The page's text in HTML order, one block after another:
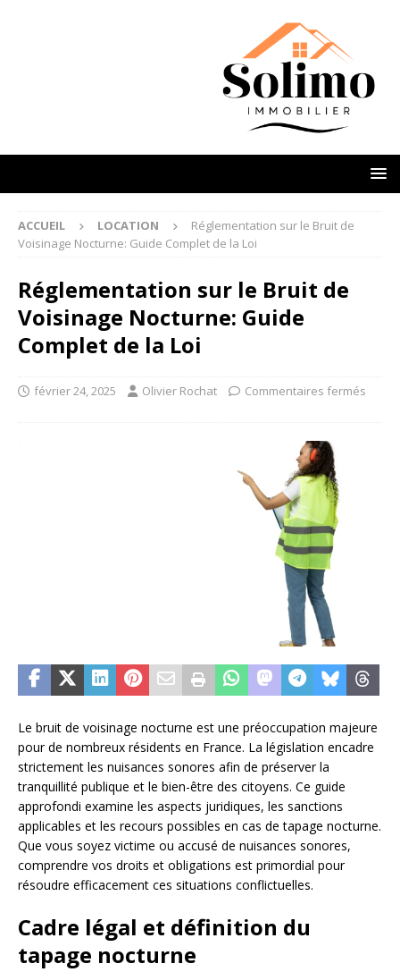
ACCUEIL LOCATION
Réglementation sur le Bruit de
Voisinage Nocturne: Guide Complet de la Loi
Réglementation sur le Bruit de
Voisinage Nocturne: Guide
Complet de la Loi
février 24, 2025 Olivier Rochat Commentaires fermés
Le bruit de voisinage nocturne est une préoccupation majeure
pour de nombreux résidents en France. La législation encadre
strictement les nuisances sonores afin de préserver la
tranquillité publique et le bien-être des citoyens. Ce guide
approfondi examine les aspects juridiques, les sanctions
applicables et les recours possibles en cas de tapage nocturne.
Que vous soyez victime ou accusé de nuisances sonores,
comprendre vos droits et obligations est primordial pour
résoudre efficacement ces situations conflictuelles.
Cadre légal et définition du
tapage nocturne